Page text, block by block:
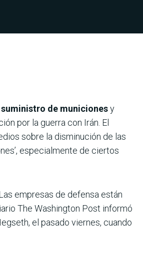
de municionesy
por la guerra con Irán. El
sobre la disminución de las
especialmente de ciertos
empresas de defensa están
The Washington Post informó
el pasado viernes, cuando